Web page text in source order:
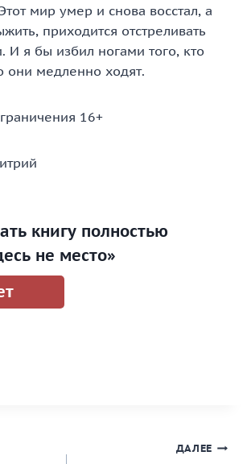
мир умер и снова восстал, а
приходится отстреливать
И я бы избил ногами того, кто
они медленно ходят.
16+
книгу полностью
не место»
ДАЛЕЕ